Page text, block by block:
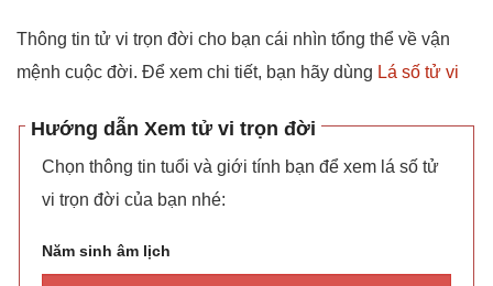
Thông tin tử vi trọn đời cho bạn cái nhìn tổng thể về vận
mệnh cuộc đời. Để xem chi tiết, bạn hãy dùng Lá số tử vi
Hướng dẫn Xem tử vi trọn đời
Chọn thông tin tuổi và giới tính bạn để xem lá số tử
vi trọn đời của bạn nhé:
Năm sinh âm lịch